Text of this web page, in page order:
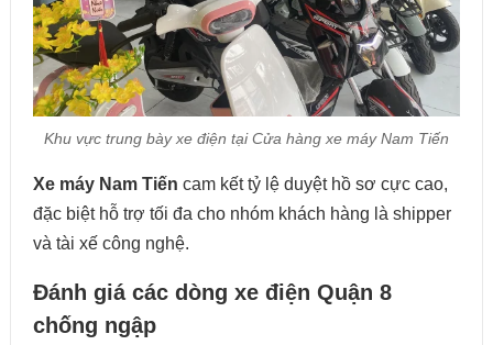
Khu vực trung bày xe điện tại Cửa hàng xe máy Nam Tiến
Xe máy Nam Tiến cam kết tỷ lệ duyệt hồ sơ cực cao,
đặc biệt hỗ trợ tối đa cho nhóm khách hàng là shipper
và tài xế công nghệ.
Đánh giá các dòng xe điện Quận 8
chống ngập